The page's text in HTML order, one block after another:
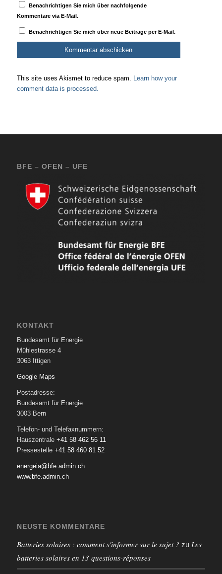
Benachrichtigen Sie mich über nachfolgende
Kommentare via E-Mail.
Benachrichtigen Sie mich über neue Beiträge per E-Mail.
This site uses Akismet to reduce spam.
Learn how your
comment data is processed.
BFE – OFEN – UFE
KONTAKT
Bundesamt für Energie
Mühlestrasse 4
3063 Ittigen
Google Maps
Postadresse:
Bundesamt für Energie
3003 Bern
Telefon- und Telefaxnummern:
Hauszentrale +41 58 462 56 11
Pressestelle +41 58 460 81 52
energeia@bfe.admin.ch
www.bfe.admin.ch
NEUSTE KOMMENTARE
Batteries solaires : comment s'informer sur le sujet ? zu Les
batteries solaires en 13 questions-réponses